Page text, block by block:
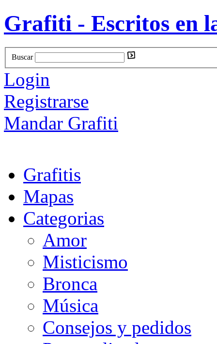
Grafiti - Escritos en
Buscar
Login
Registrarse
Mandar Grafiti
Grafitis
Mapas
Categorias
Amor
Misticismo
Bronca
Música
Consejos y pedidos